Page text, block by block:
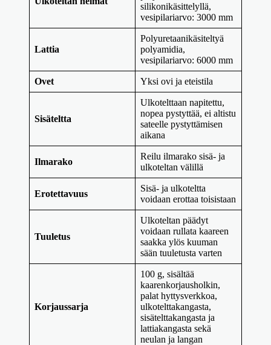
silikonikäsittelyllä,
vesipilariarvo: 3000 mm
Lattia
Polyuretaanikäsiteltyä
polyamidia,
vesipilariarvo: 6000 mm
Ovet Yksi ovi ja eteistila
Sisäteltta
Ulkotelttaan napitettu,
nopea pystyttää, ei altistu
sateelle pystyttämisen
aikana
Ilmarako
Reilu ilmarako sisä- ja
ulkoteltan välillä
Erotettavuus
Sisä- ja ulkoteltta
voidaan erottaa toisistaan
Tuuletus
Ulkoteltan päädyt
voidaan rullata kaareen
saakka ylös kuuman
sään tuuletusta varten
Korjaussarja
100 g, sisältää
kaarenkorjausholkin,
palat hyttysverkkoa,
ulkotelttakangasta,
sisätelttakangasta ja
lattiakangasta sekä
neulan ja langan